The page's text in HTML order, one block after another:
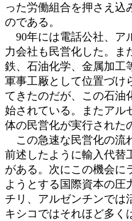
った労働組合を押さえ込
のである。
90年には電話公社、ア
力会社も民営化した。ま
鉄、石油化学、金属加工
軍事工厰として位置づけ
てきたのだが、この石油
始されている。またアル
体の民営化が実行された
この急速な民営化の流
前述したように輸入代替
がある。次にこの機会に
ようとする国際資本の圧
チリ、アルゼンチンでは
キシコではそれほど多く